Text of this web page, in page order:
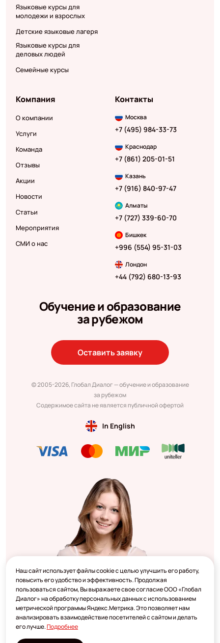
Языковые курсы для
молодежи и взрослых
Детские языковые лагеря
Языковые курсы для
деловых людей
Семейные курсы
Компания
О компании
Услуги
Команда
Отзывы
Акции
Новости
Статьи
Мероприятия
СМИ о нас
Контакты
Москва
+7 (495) 984-33-73
Краснодар
+7 (861) 205-01-51
Казань
+7 (916) 840-97-47
Алматы
+7 (727) 339-60-70
Бишкек
+996 (554) 95-31-03
Лондон
+44 (792) 680-13-93
Обучение и образование
за рубежом
Оставить заявку
© 2005-2026, Глобал Диалог — обучение и образование
за рубежом
Содержимое сайта не является публичной офертой
In English
Наш сайт использует файлы cookie с целью улучшить его работу,
повысить его удобство и эффективность. Продолжая
пользоваться сайтом, Вы выражаете свое согласие ООО «Глобал
Диалог» на обработку персональных данных с использованием
метрической программы Яндекс.Метрика. Это позволяет нам
анализировать взаимодействие посетителей с сайтом и делать
его лучше.Подробнее